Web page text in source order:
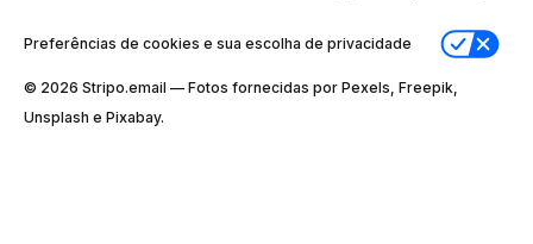
Preferências de cookies e sua escolha de privacidade
© 2026 Stripо.email — Fotos fornecidas por Pexels, Freepik,
Unsplash e Pixabay.